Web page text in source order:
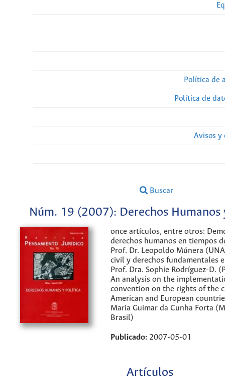
Política de
Política de
Avisos y
Buscar
Núm. 19 (2007): Derechos Humanos
once artículos, entre otros:
derechos humanos en tiempos
Prof. Dr. Leopoldo Múnera
civil y derechos fundamentales
Prof. Dra. Sophie Rodríguez-D.
An analysis on the
convention on the rights of the
American and European
Maria Guimar da Cunha Forta
Brasil)
Publicado: 2007-05-01
Artículos